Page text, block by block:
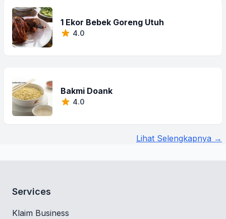
1 Ekor Bebek Goreng Utuh
4.0
Bakmi Doank
4.0
Lihat Selengkapnya →
Services
Klaim Business